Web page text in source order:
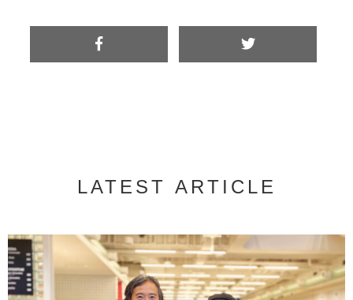
LATEST ARTICLE